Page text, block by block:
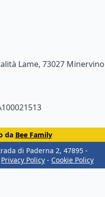
Lame, 73027 Minervino
da Bee Family
di Paderna 2, 47895 -
Privacy Policy - Cookie Policy